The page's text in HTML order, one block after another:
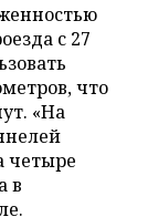
с 27
что
«На
четыре
в